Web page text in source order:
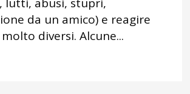
da un amico) e reagire
diversi. Alcune...